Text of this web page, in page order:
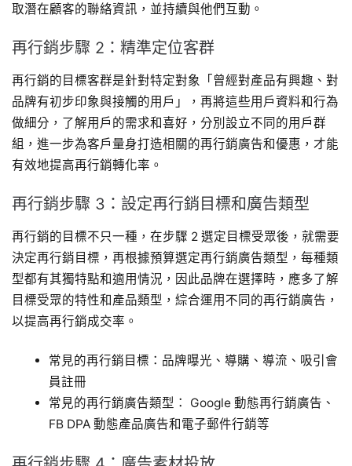
取潛在顧客的聯絡資訊，並持續與他們互動。
再行銷步驟 2：精準定位客群
再行銷的目標客群是針對特定對象「曾經對產品有興趣、對
品牌有初步印象與接觸的用戶」，再將這些用戶資料和行為
做細分，了解用戶的需求和喜好，分別設立不同的用戶群
組，進一步為客戶量身打造相關的再行銷廣告和優惠，才能
有效地提高再行銷轉化率。
再行銷步驟 3：設定再行銷目標和廣告類型
再行銷的目標不只一種，在步驟 2 選定目標受眾後，就需要
決定再行銷目標，再根據預算選定再行銷廣告類型，每種類
型都有其獨特點和適用情況，因此品牌在選擇時，應多了解
目標受眾的特性和產品類型，綜合運用不同的再行銷廣告，
以提高再行銷成交率。
常見的再行銷目標：品牌曝光、導購、導流、吸引會
員註冊
常見的再行銷廣告類型： Google 動態再行銷廣告、
FB DPA 動態產品廣告和電子郵件行銷等